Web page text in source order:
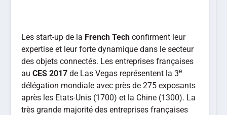
Les start-up de la French Tech confirment leur
expertise et leur forte dynamique dans le secteur
des objets connectés. Les entreprises françaises
auCES 2017 de Las Vegas représentent la 3e
délégation mondiale avec près de 275 exposants
après les Etats-Unis (1700) et la Chine (1300). La
très grande majorité des entreprises françaises